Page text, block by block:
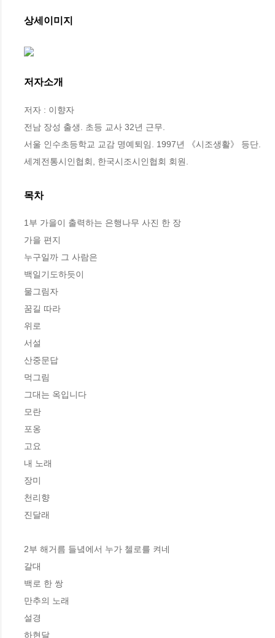
상세이미지
저자소개
저자 : 이향자
전남 장성 출생. 초등 교사 32년 근무.
서울 인수초등학교 교감 명예퇴임. 1997년 《시조생활》 등단.
세계전통시인협회, 한국시조시인협회 회원.
목차
1부 가을이 출력하는 은행나무 사진 한 장
가을 편지
누구일까 그 사람은
백일기도하듯이
물그림자
꿈길 따라
위로
서설
산중문답
먹그림
그대는 옥입니다
모란
포옹
고요
내 노래
장미
천리향
진달래
2부 해거름 들녘에서 누가 첼로를 켜네
갈대
백로 한 쌍
만추의 노래
설경
하현달